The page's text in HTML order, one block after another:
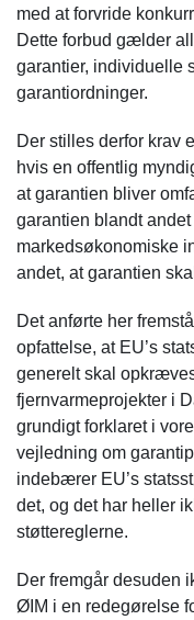
med at forvride
Dette forbud gælder
garantier, individuelle
garantiordninger.
Der stilles derfor krav
hvis en offentlig
at garantien bliver
garantien blandt
markedsøkonomiske
andet, at garantien
Det anførte her
opfattelse, at EU’s
generelt skal
fjernvarmeprojekter i
grundigt forklaret i
vejledning om
indebærer EU’s
det, og det har heller
støttereglerne.
Der fremgår desuden
ØIM i en redegørelse